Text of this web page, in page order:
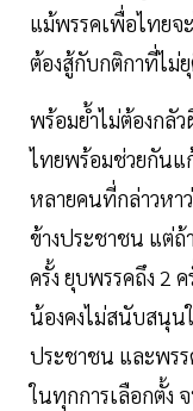
แม้พรรคเพื่อไทยจ
ต้องสู้กับกติกาที่ไม่
พร้อมย้ำไม่ต้องกลั
ไทยพร้อมช่วยกัน
หลายคนที่กล่าวหา
ข้างประชาชน แต่ถ้
ครั้ง ยุบพรรคถึง 2
น้องคงไม่สนับสนุน
ประชาชน และพร
ในทุกการเลือกตั้ง